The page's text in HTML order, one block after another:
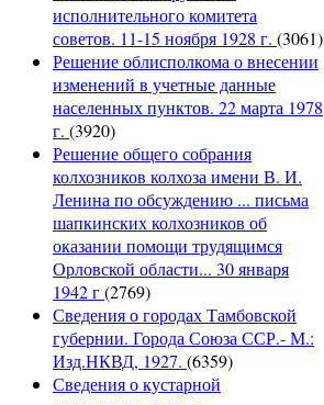
исполнительного комитета
советов. 11-15 ноября 1928 г. (3061)
Решение облисполкома о внесении
изменений в учетные данные
населенных пунктов. 22 марта 1978
г. (3920)
Решение общего собрания
колхозников колхоза имени В. И.
Ленина по обсуждению ... письма
шапкинских колхозников об
оказании помощи трудящимся
Орловской области... 30 января
1942 г(2769)
Сведения о городах Тамбовской
губернии. Города Союза ССР.- М.:
Изд.НКВД, 1927. (6359)
Сведения о кустарной